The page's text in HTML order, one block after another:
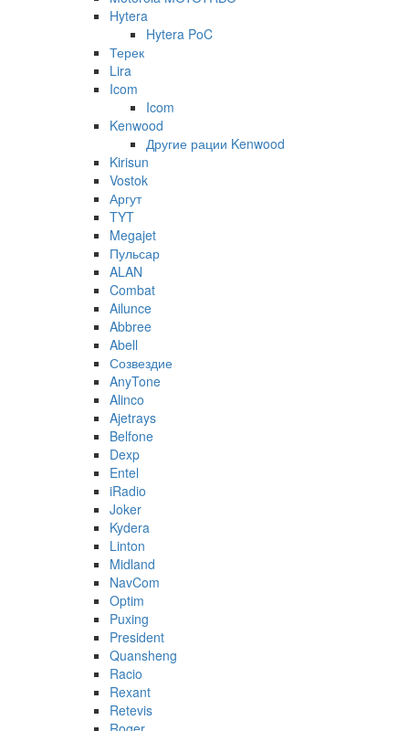
Hytera
Hytera PoC
Терек
Lira
Icom
Icom
Kenwood
Другие рации Kenwood
Kirisun
Vostok
Аргут
TYT
Megajet
Пульсар
ALAN
Combat
Ailunce
Abbree
Abell
Созвездие
AnyTone
Alinco
Ajetrays
Belfone
Dexp
Entel
iRadio
Joker
Kydera
Linton
Midland
NavCom
Optim
Puxing
President
Quansheng
Racio
Rexant
Retevis